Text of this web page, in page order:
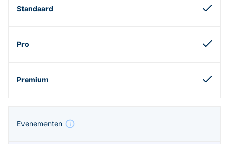
Evenementen